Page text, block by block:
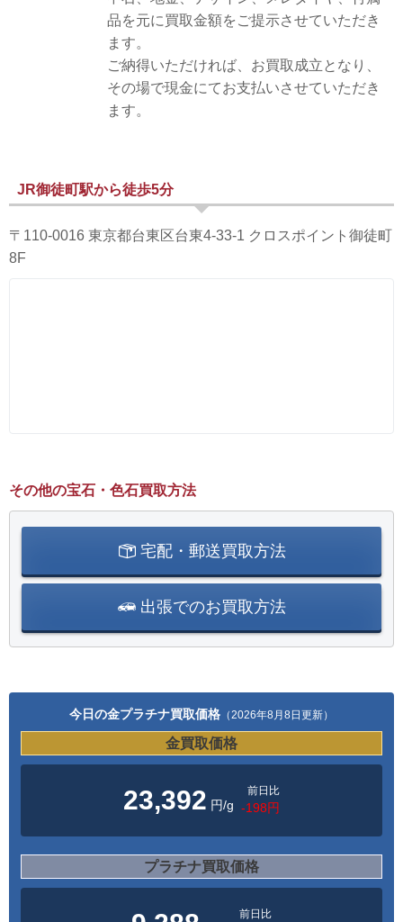
品を元に買取金額をご提示させていただき
ます。
ご納得いただければ、お買取成立となり、
その場で現金にてお支払いさせていただき
ます。
JR御徒町駅から徒歩5分
〒110-0016 東京都台東区台東4-33-1 クロスポイント御徒町
8F
その他の宝石・色石買取方法
宅配・郵送買取方法
出張でのお買取方法
今日の金プラチナ買取価格 （2026年8月8日更新）
金買取価格
23,392 円/g
前日比
-198円
プラチナ買取価格
前日比